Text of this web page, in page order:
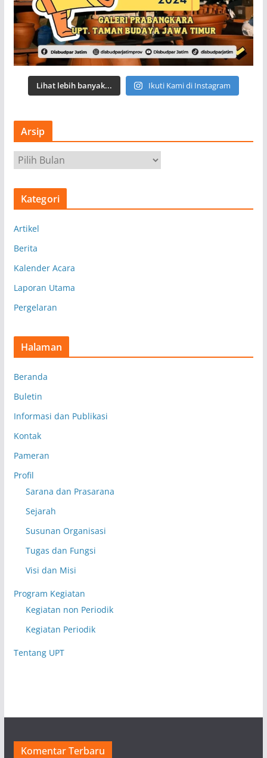
Lihat lebih banyak... Ikuti Kami di Instagram
Arsip
r
s
Kategori
Artikel
Berita
Kalender Acara
Laporan Utama
Pergelaran
Halaman
Beranda
Buletin
Informasi dan Publikasi
Kontak
Pameran
Profil
Sarana dan Prasarana
Sejarah
Susunan Organisasi
Tugas dan Fungsi
Visi dan Misi
Program Kegiatan
Kegiatan non Periodik
Kegiatan Periodik
Tentang UPT
Komentar Terbaru